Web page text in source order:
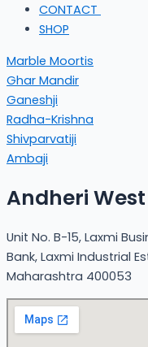
CONTACT
SHOP
Marble Moortis
Ghar Mandir
Ganeshji
Radha-Krishna
Shivparvatiji
Ambaji
Andheri West
Unit No. B-15, Laxmi
Bank, Laxmi Industrial
Maharashtra 400053